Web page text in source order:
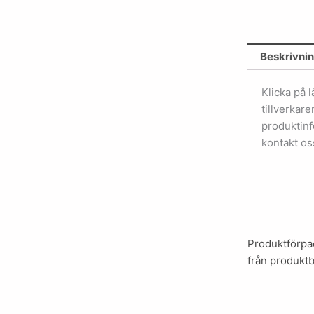
Klicka på
kontakt
från